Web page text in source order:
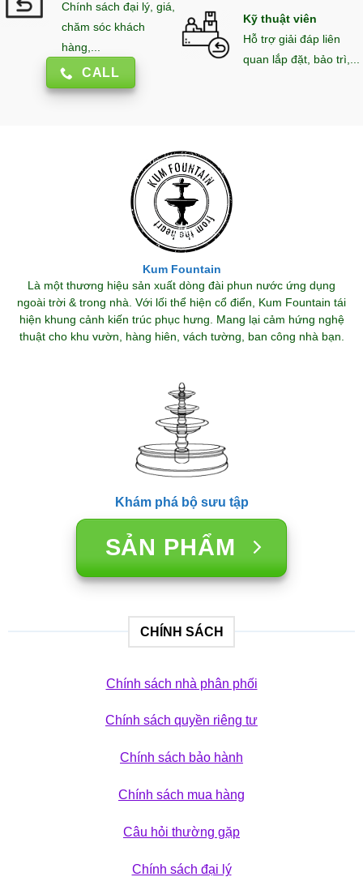
Chính sách đại lý, giá,
chăm sóc khách
hàng,...
CALL
Kỹ thuật viên
Hỗ trợ giải đáp liên
quan lắp đặt, bảo trì,...
Kum Fountain
Là một thương hiệu sản xuất dòng đài phun nước ứng dụng
ngoài trời & trong nhà. Với lối thể hiện cổ điển, Kum Fountain tái
hiện khung cảnh kiến trúc phục hưng. Mang lại cảm hứng nghệ
thuật cho khu vườn, hàng hiên, vách tường, ban công nhà bạn.
Khám phá bộ sưu tập
SẢN PHẨM
CHÍNH SÁCH
Chính sách nhà phân phối
Chính sách quyền riêng tư
Chính sách bảo hành
Chính sách mua hàng
Câu hỏi thường gặp
Chính sách đại lý